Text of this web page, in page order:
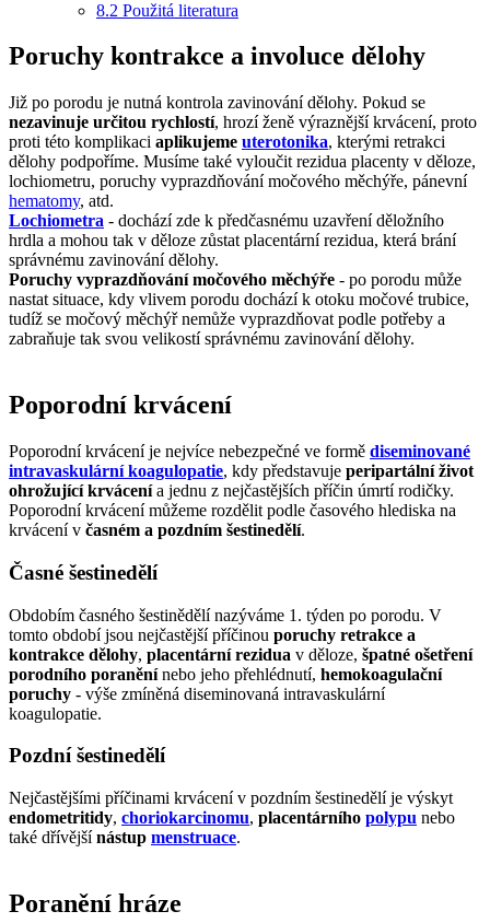
8.2 Použitá literatura
Poruchy kontrakce a involuce dělohy
Již po porodu je nutná kontrola zavinování dělohy. Pokud se
nezavinuje určitou rychlostí, hrozí ženě výraznější krvácení, proto
proti této komplikaci aplikujeme uterotonika, kterými retrakci
dělohy podpoříme. Musíme také vyloučit rezidua placenty v děloze,
lochiometru, poruchy vyprazdňování močového měchýře, pánevní
hematomy, atd.
Lochiometra - dochází zde k předčasnému uzavření děložního
hrdla a mohou tak v děloze zůstat placentární rezidua, která brání
správnému zavinování dělohy.
Poruchy vyprazdňování močového měchýře - po porodu může
nastat situace, kdy vlivem porodu dochází k otoku močové trubice,
tudíž se močový měchýř nemůže vyprazdňovat podle potřeby a
zabraňuje tak svou velikostí správnému zavinování dělohy.
Poporodní krvácení
Poporodní krvácení je nejvíce nebezpečné ve formě diseminované
intravaskulární koagulopatie, kdy představuje peripartální život
ohrožující krvácenía jednu z nejčastějších příčin úmrtí rodičky.
Poporodní krvácení můžeme rozdělit podle časového hlediska na
krvácení v časném a pozdním šestinedělí.
Časné šestinedělí
Obdobím časného šestinědělí nazýváme 1. týden po porodu. V
tomto období jsou nejčastější příčinou poruchy retrakce a
kontrakce dělohy, placentární rezidua v děloze, špatné ošetření
porodního poraněnínebo jeho přehlédnutí, hemokoagulační
poruchy - výše zmíněná diseminovaná intravaskulární
koagulopatie.
Pozdní šestinedělí
Nejčastějšími příčinami krvácení v pozdním šestinedělí je výskyt
endometritidy, choriokarcinomu, placentárního polypu nebo
také dřívějšínástup menstruace.
Poranění hráze